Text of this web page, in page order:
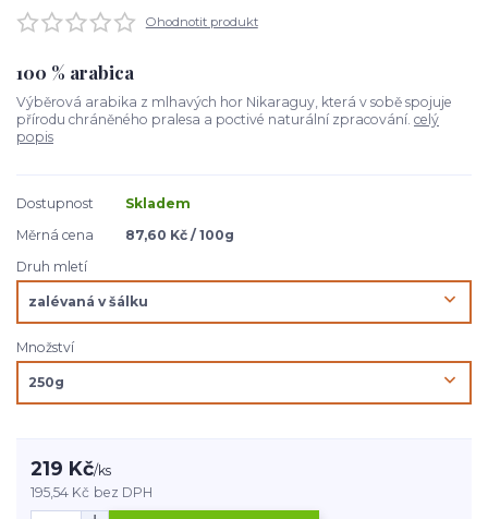
Ohodnotit produkt
100 % arabica
Výběrová arabika z mlhavých hor Nikaraguy, která v sobě spojuje
přírodu chráněného pralesa a poctivé naturální zpracování. celý
popis
Dostupnost
Skladem
Měrná cena
87,60 Kč / 100g
Druh mletí
Množství
219 Kč/ks
195,54 Kč bez DPH